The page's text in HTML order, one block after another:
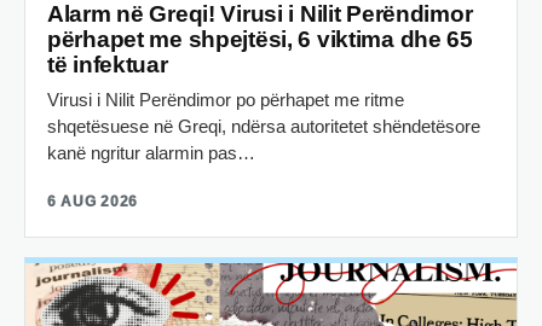
Alarm në Greqi! Virusi i Nilit Perëndimor
përhapet me shpejtësi, 6 viktima dhe 65
të infektuar
Virusi i Nilit Perëndimor po përhapet me ritme
shqetësuese në Greqi, ndërsa autoritetet shëndetësore
kanë ngritur alarmin pas…
6 AUG 2026